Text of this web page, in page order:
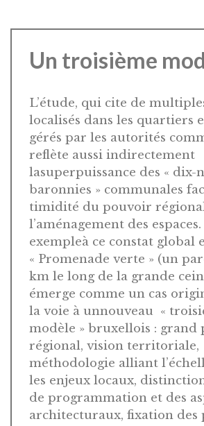
Un troisième
L’étude, qui cite de
localisés dans les quartiers
gérés par les autorités
reflète aussi indirectement
lasuperpuissance des « dix-
baronnies » communales
timidité du pouvoir
l’aménagement des
exempleà ce constat global
« Promenade verte » (un
km le long de la grande
émerge comme un cas
la voie à unnouveau «
modèle » bruxellois : grand
régional, vision territoriale,
méthodologie alliant
les enjeux locaux,
de programmation et des
architecturaux, fixation des